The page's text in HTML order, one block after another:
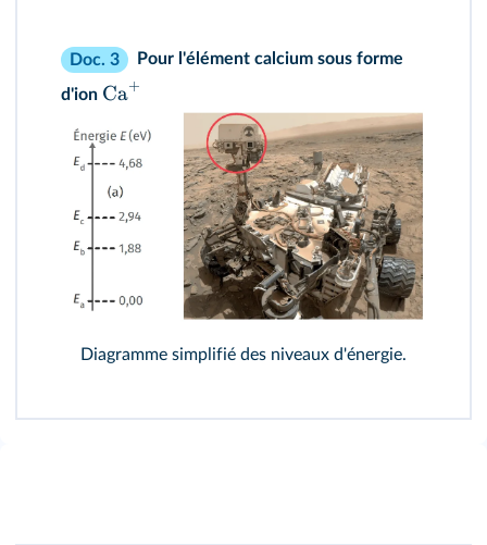
Doc. 3 Pour l'élément calcium sous forme
d'ion Ca+
Diagramme simplifié des niveaux d'énergie.